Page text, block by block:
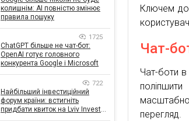
Ключем до
Чат-
Чат-боти в
перегляд.
колишнім: AI повністю змінює
правила пошуку
1725
ChatGPT більше не чат-бот:
OpenAI готує головного
конкурента Google і Microsoft
722
Найбільший інвестиційний
форум країни: встигніть
придбати квиток на Lviv Invest